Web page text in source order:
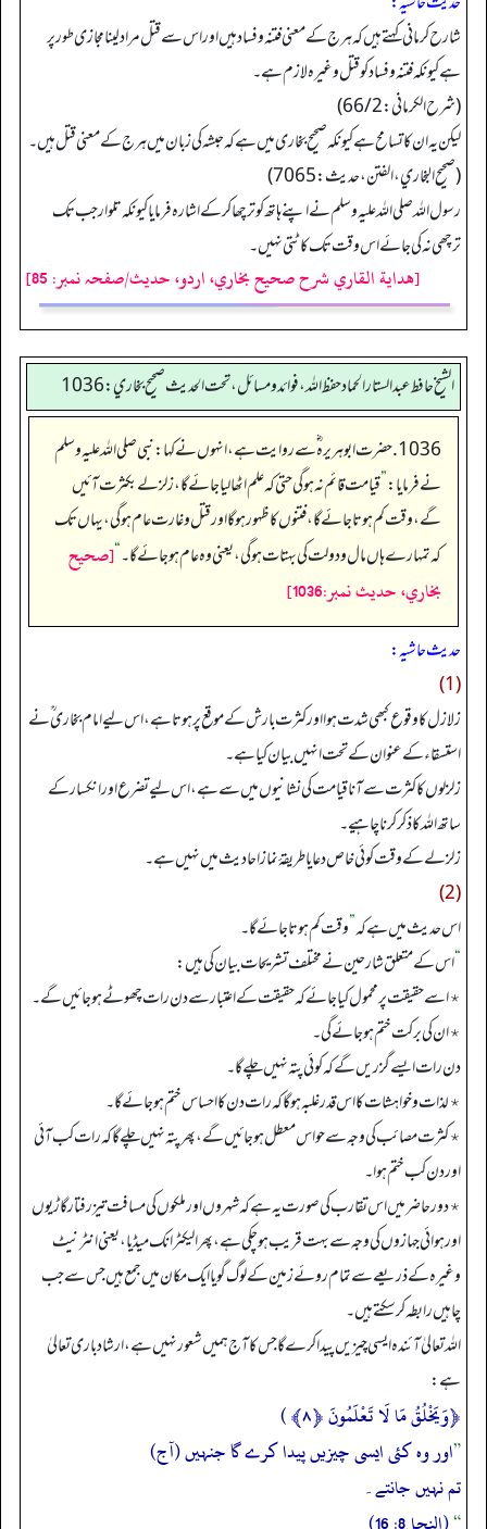
شارح کرمانی کہتے ہیں کہ ہرج کے معنی فتنہ وفساد ہیں اور اس سے قتل مراد لینا مجازی طور پر
ہے کیونکہ فتنہ وفساد کو قتل وغیرہ لازم ہے۔
(شرح الکرماني: 66/2)
لیکن یہ ان کا تسامح ہے کیونکہ صحیح بخاری میں ہے کہ حبشہ کی زبان میں ہرج کے معنی قتل ہیں۔
(صحیح البخاري، الفتن، حدیث: 7065)
رسول اللہ صلی اللہ علیہ وسلم نے اپنے ہاتھ کو ترچھا کرکے اشارہ فرمایا کیونکہ تلوار جب تک
ترچھی نہ کی جائے اس وقت تک کاٹتی نہیں۔
[هداية القاري شرح صحيح بخاري، اردو، حدیث/صفحہ نمبر: 85]
الشيخ حافط عبدالستار الحماد حفظ الله، فوائد و مسائل، تحت الحديث صحيح بخاري:1036
1036. حضرت ابوہریرہ ؓ سے روایت ہے، انہوں نے کہا: نبی صلی اللہ علیہ وسلم
نے فرمایا:”قیامت قائم نہ ہو گی حتی کہ علم اٹھا لیا جائے گا، زلزلے بکثرت آئیں
گے، وقت کم ہوتا جائے گا، فتنوں کا ظہور ہو گا اور قتل و غارت عام ہو گی، یہاں تک
کہ تمہارے ہاں مال و دولت کی بہتات ہو گی، یعنی وہ عام ہو جائے گا۔“[صحيح
بخاري، حديث نمبر:1036]
حدیث حاشیہ:
(1)
زلازل کا وقوع کبھی شدت ہوا اور کثرت بارش کے موقع پر ہوتا ہے، اس لیے امام بخاری ؒ نے
استسقاء کے عنوان کے تحت انہیں بیان کیا ہے۔
زلزلوں کا کثرت سے آنا قیامت کی نشانیوں میں سے ہے، اس لیے تضرع اور انکسار کے
ساتھ اللہ کا ذکر کرنا چاہیے۔
زلزلے کے وقت کوئی خاص دعا یا طریقۂ نماز احادیث میں نہیں ہے۔
(2)
اس حدیث میں ہے کہ”وقت کم ہوتا جائے گا۔
“اس کے متعلق شارحین نے مختلف تشریحات بیان کی ہیں:
٭ اسے حقیقت پر محمول کیا جائے کہ حقیقت کے اعتبار سے دن رات چھوٹے ہو جائیں گے۔
٭ ان کی برکت ختم ہو جائے گی۔
دن رات ایسے گزریں گے کہ کوئی پتہ نہیں چلے گا۔
٭ لذات و خواہشات کا اس قدر غلبہ ہو گا کہ رات دن کا احساس ختم ہو جائے گا۔
٭ کثرت مصائب کی وجہ سے حواس معطل ہو جائیں گے، پھر پتہ نہیں چلے گا کہ رات کب آئی
اور دن کب ختم ہوا۔
٭ دور حاضر میں اس تقارب کی صورت یہ ہے کہ شہروں اور ملکوں کی مسافت تیز رفتار گاڑیوں
اور ہوائی جہازوں کی وجہ سے بہت قریب ہو چکی ہے، پھر الیکٹرانک میڈیا، یعنی انٹرنیٹ
وغیرہ کے ذریعے سے تمام روئے زمین کے لوگ گویا ایک مکان میں جمع ہیں جس سے جب
چاہیں رابطہ کر سکتے ہیں۔
اللہ تعالیٰ آئندہ ایسی چیزیں پیدا کرے گا جس کا آج ہمیں شعور نہیں ہے، ارشاد باری تعالیٰ
ہے:
﴿وَيَخْلُقُ مَا لَا تَعْلَمُونَ﴿٨﴾
)
”اور وہ کئی ایسی چیزیں پیدا کرے گا جنہیں (آج)
تم نہیں جانتے۔